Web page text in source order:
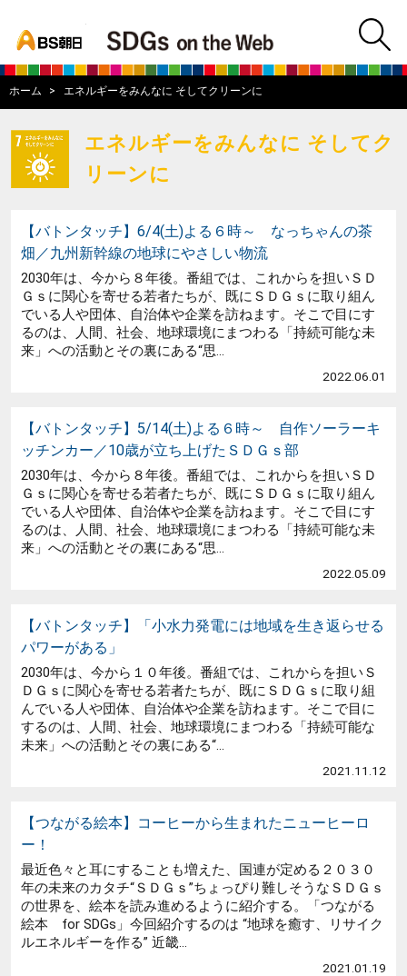
BS朝日SDGs
ホーム エネルギーをみんなに そしてクリーンに
エネルギーをみんなに そしてク
リーンに
【バトンタッチ】6/4(土)よる６時～ なっちゃんの茶
畑／九州新幹線の地球にやさしい物流
2030年は、今から８年後。番組では、これからを担いＳＤ
Ｇｓに関心を寄せる若者たちが、既にＳＤＧｓに取り組ん
でいる人や団体、自治体や企業を訪ねます。そこで目にす
るのは、人間、社会、地球環境にまつわる「持続可能な未
来」への活動とその裏にある“思...
2022.06.01
【バトンタッチ】5/14(土)よる６時～ 自作ソーラーキ
ッチンカー／10歳が立ち上げたＳＤＧｓ部
2030年は、今から８年後。番組では、これからを担いＳＤ
Ｇｓに関心を寄せる若者たちが、既にＳＤＧｓに取り組ん
でいる人や団体、自治体や企業を訪ねます。そこで目にす
るのは、人間、社会、地球環境にまつわる「持続可能な未
来」への活動とその裏にある“思...
2022.05.09
【バトンタッチ】「小水力発電には地域を生き返らせる
パワーがある」
2030年は、今から１０年後。番組では、これからを担いＳ
ＤＧｓに関心を寄せる若者たちが、既にＳＤＧｓに取り組
んでいる人や団体、自治体や企業を訪ねます。そこで目に
するのは、人間、社会、地球環境にまつわる「持続可能な
未来」への活動とその裏にある“...
2021.11.12
【つながる絵本】コーヒーから生まれたニューヒーロ
ー！
最近色々と耳にすることも増えた、国連が定める２０３０
年の未来のカタチ“ＳＤＧｓ”ちょっぴり難しそうなＳＤＧｓ
の世界を、絵本を読み進めるように紹介する。「つながる
絵本 for SDGs」今回紹介するのは “地球を癒す、リサイク
ルエネルギーを作る” 近畿...
2021.01.19